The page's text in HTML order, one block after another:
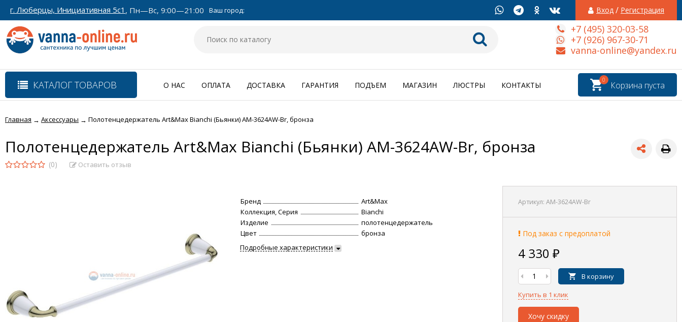
г. Люберцы, Инициативная 5с1 , Пн—Вс, 9:00—21:00 Ваш город: Вход / Регистрация
+7 (495) 320-03-58
+7 (926) 967-30-71
vanna-online@yandex.ru
КАТАЛОГ ТОВАРОВ Корзина пуста
0
О НАС ОПЛАТА ДОСТАВКА ГАРАНТИЯ ПОДЪЕМ МАГАЗИН ЛЮСТРЫ КОНТАКТЫ
Главная → Аксессуары → Полотенцедержатель Art&Max Bianchi (Бьянки) AM-3624AW-Br, бронза
Полотенцедержатель Art&Max Bianchi (Бьянки) AM-3624AW-Br, бронза
(0) Оставить отзыв
Артикул: AM-3624AW-Br
Под заказ с предоплатой
4 330 ₽
В корзину
Купить в 1 клик
Хочу скидку
Бренд
Art&Max
Коллекция, Серия
Bianchi
Изделие
полотенцедержатель
Цвет
бронза
Подробные характеристики